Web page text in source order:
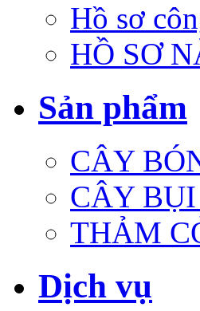
Hồ sơ
HỒ SƠ
Sản phẩm
CÂY
CÂY
THẢM
Dịch vụ